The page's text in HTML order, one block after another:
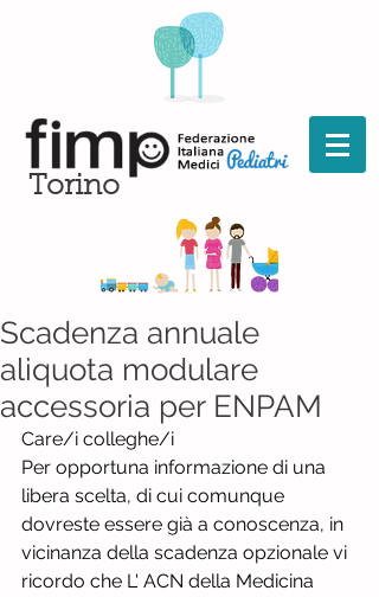
Torino
Scadenza annuale
aliquota modulare
accessoria per ENPAM
Care/i colleghe/i
Per opportuna informazione di una
libera scelta, di cui comunque
dovreste essere già a conoscenza, in
vicinanza della scadenza opzionale vi
ricordo che L' ACN della Medicina